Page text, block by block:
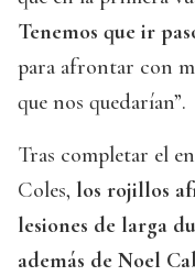
Tenemos que ir
para afrontar con
que nos quedarían”.
Tras completar el
Coles, los rojillos
lesiones de larga
además de Noel